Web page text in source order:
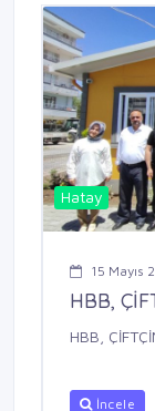
Hatay
15 Mayıs
HBB,
HBB,
İncele